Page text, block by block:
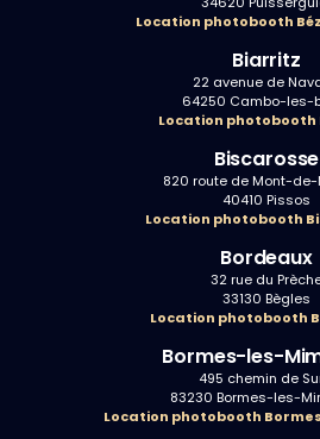
Location photobooth
Biarritz
22 avenue de
64250 Cambo-les-
Location
Biscarosse
820 route de Mont-
40410 Pissos
Location photobooth
Bordeaux
32 rue du
33130 Bègles
Location photobooth
Bormes-les-
495 chemin de
83230 Bormes-les-
Location photobooth